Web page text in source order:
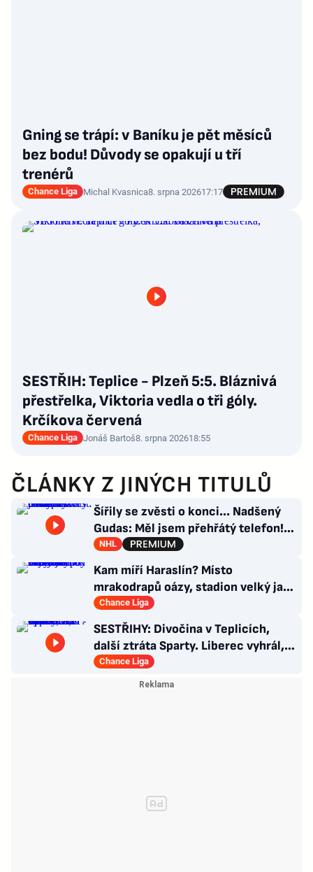
Gning se trápí: v Baníku je pět měsíců
bez bodu! Důvody se opakují u tří
trenérů
Chance Liga Michal Kvasnica8. srpna 202617:17
SESTŘIH: Teplice - Plzeň 5:5. Bláznivá
přestřelka, Viktoria vedla o tři góly.
Krčíkova červená
Chance Liga Jonáš Bartoš8. srpna 202618:55
ČLÁNKY Z JINÝCH TITULŮ
Šířily se zvěsti o konci... Nadšený
Gudas: Měl jsem přehřátý telefon!
Co návrat do Česka?
NHL
Kam míří Haraslín? Místo
mrakodrapů oázy, stadion velký jak
v Plzni. Byl by největší hvězdou
Chance Liga
SESTŘIHY: Divočina v Teplicích,
další ztráta Sparty. Liberec vyhrál,
Zlín - Bohemians 0:2
Chance Liga